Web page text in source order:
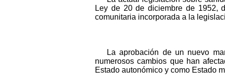
Ley de 20 de diciembre de 1952,
comunitaria incorporada a la
La aprobación de un nuevo
numerosos cambios que han
Estado autonómico y como Estado